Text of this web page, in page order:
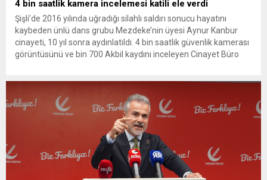
4 bin saatlik kamera incelemesi katili ele verdi
Şişli’de 2016 yılında uğradığı silahlı saldırı sonucu hayatını
kaybeden ünlü dans grubu Mezdeke’nin üyesi Aynur Kanbur
cinayeti, 10 yıl sonra aydınlatıldı. 4 bin saatlik güvenlik kamerası
görüntüsünü ve bin 700 Akbil kaydını inceleyen Cinayet Büro